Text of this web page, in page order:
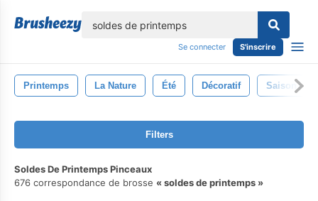
Se connecter S'inscrire
Printemps La Nature Été Décoratif Saison
Filters
Soldes De Printemps Pinceaux
676 correspondance de brosse
soldes de printemps